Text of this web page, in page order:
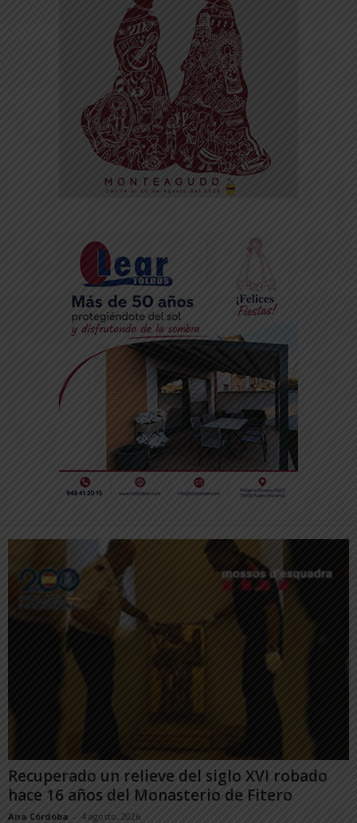
Recuperado un relieve del siglo XVI robado
hace 16 años del Monasterio de Fitero
Ana Córdoba - 4 agosto, 2026